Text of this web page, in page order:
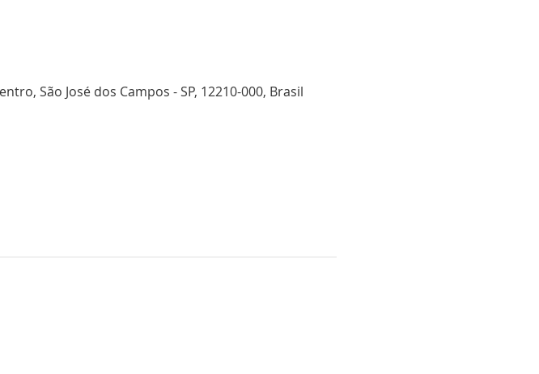
São José dos Campos - SP, 12210-000, Brasil